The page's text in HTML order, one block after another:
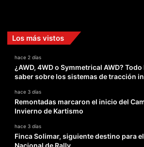
Los más vistos
hace 2 días
¿AWD, 4WD o Symmetrical AWD?
saber sobre los sistemas de tracción
hace 3 días
Remontadas marcaron el inicio del
Invierno de Kartismo
hace 3 días
Finca Solimar, siguiente destino para